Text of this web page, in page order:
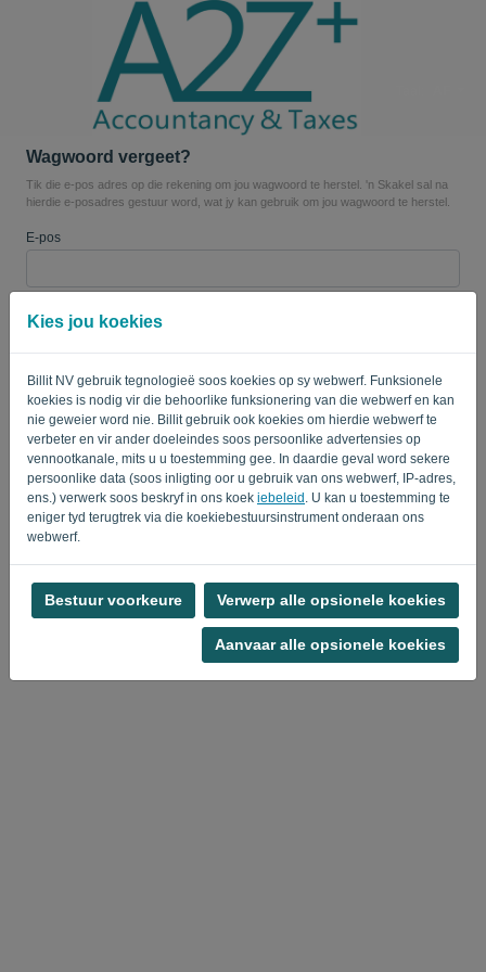
Kies jou koekies
Billit NV gebruik tegnologieë soos koekies op sy webwerf. Funksionele
koekies is nodig vir die behoorlike funksionering van die webwerf en kan
nie geweier word nie. Billit gebruik ook koekies om hierdie webwerf te
verbeter en vir ander doeleindes soos persoonlike advertensies op
vennootkanale, mits u u toestemming gee. In daardie geval word sekere
persoonlike data (soos inligting oor u gebruik van ons webwerf, IP-adres,
ens.) verwerk soos beskryf in ons koek iebeleid . U kan u toestemming te
eniger tyd terugtrek via die koekiebestuursinstrument onderaan ons
webwerf.
Bestuur voorkeure Verwerp alle opsionele koekies
Aanvaar alle opsionele koekies
Wagwoord vergeet?
Tik die e-pos adres op die rekening om jou wagwoord te herstel. 'n Skakel sal na
hierdie e-posadres gestuur word, wat jy kan gebruik om jou wagwoord te herstel.
E-pos
Is jy nie 'n rekenaar nie? Vul '
STUUR SKAKEL
Terug na die aanmeldbladsy
Privacy Policy-Terms of Service.